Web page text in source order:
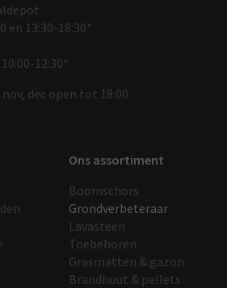
en 13:30-18:30*
12:30*
dec open tot 18:00
Ons assortiment
Boomschors
Grondverbeteraar
Lavasteen
Toebehoren
Grasmatten & gazon
Brandhout & pellets